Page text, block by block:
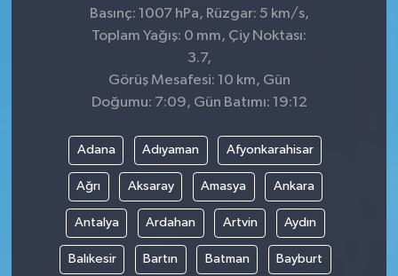
Basınç: 1007 hPa, Rüzgar: 5 km/s,
Toplam Yağış: 0 mm, Çiy Noktası:
3.7,
Görüş Mesafesi: 10 km, Gün
Doğumu: 7:09, Gün Batımı: 19:12
Adana Adıyaman Afyonkarahisar
Ağrı Aksaray Amasya Ankara
Antalya Ardahan Artvin Aydın
Balıkesir Bartın Batman Bayburt